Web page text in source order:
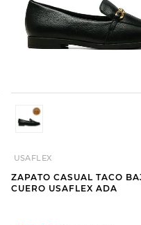
USAFLEX
ZAPATO CASUAL TACO
CUERO USAFLEX ADA